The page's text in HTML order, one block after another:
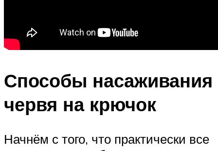
Способы насаживания
червя на крючок
Начнём с того, что практически все